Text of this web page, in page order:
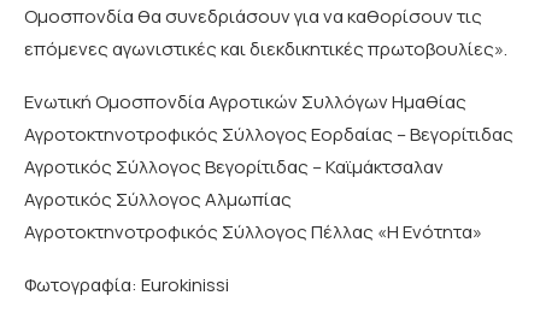
Ομοσπονδία θα συνεδριάσουν για να καθορίσουν τις
επόμενες αγωνιστικές και διεκδικητικές πρωτοβουλίες».
Ενωτική Ομοσπονδία Αγροτικών Συλλόγων Ημαθίας
Αγροτοκτηνοτροφικός Σύλλογος Εορδαίας – Βεγορίτιδας
Αγροτικός Σύλλογος Βεγορίτιδας – Καϊμάκτσαλαν
Αγροτικός Σύλλογος Αλμωπίας
Αγροτοκτηνοτροφικός Σύλλογος Πέλλας «Η Ενότητα»
Φωτογραφία: Eurokinissi